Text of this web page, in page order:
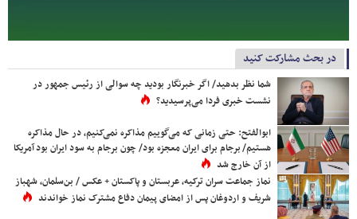
در بحث مشارکت کنید
شما نظر بدهید/ اگر خبرنگار بودید چه سوالی از رئیس جمهور در
نشست خبری فردا می‌پرسیدید؟
ابوالفتح: حتی زمانی که می‌گوییم مذاکره نمی‌کنیم، در حال مذاکره
هستیم/ برجام برای ایران معجزه بود/ چون برجام به سود ایران بود آمریکا
از آن خارج شد
نماز جماعت سران ترکیه، عربستان و پاکستان + عکس / بن‌سلمان، شهباز
شریف و اردوغان پس از امضای پیمان دفاع مشترک نماز خواندند